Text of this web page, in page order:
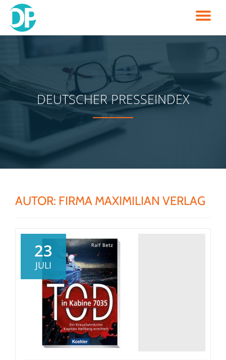
Skip
to
DEUTSCHER PRESSEINDEX
AUTOR: FIRMA MAXIMILIAN VERLAG
23
JULI